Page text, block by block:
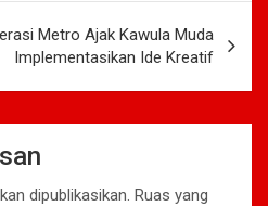
Metro Ajak Kawula Muda
Implementasikan Ide Kreatif
dipublikasikan. Ruas yang